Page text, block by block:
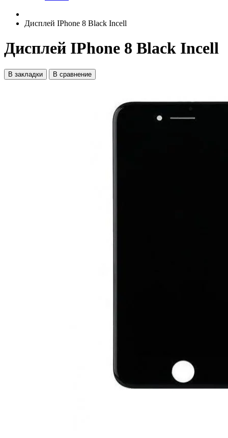
Дисплей IPhone 8 Black Incell
Дисплей IPhone 8 Black Incell
В закладки В сравнение